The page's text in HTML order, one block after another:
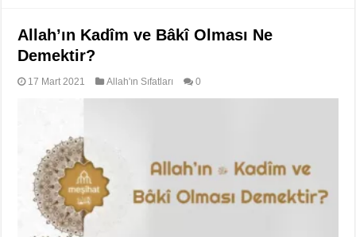
Allah’ın Kadîm ve Bâkî Olması Ne
Demektir?
17 Mart 2021 Allah'ın Sıfatları 0